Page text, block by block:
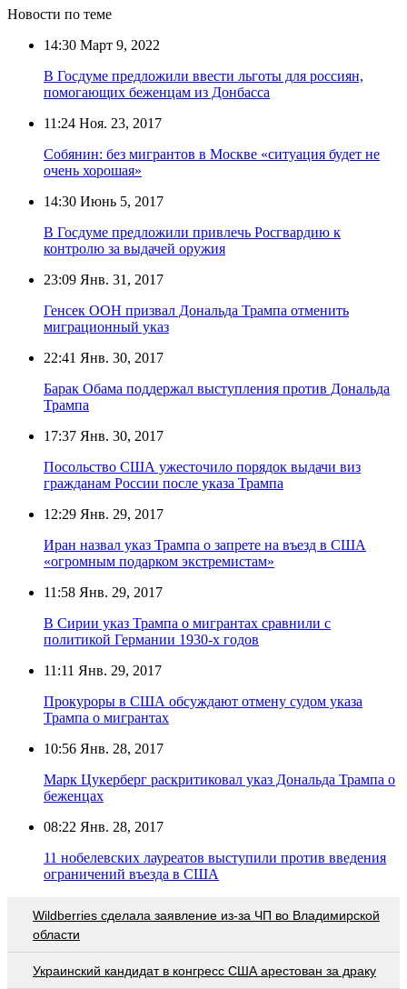
Новости по теме
14:30 Март 9, 2022
В Госдуме предложили ввести льготы для россиян,
помогающих беженцам из Донбасса
11:24 Ноя. 23, 2017
Собянин: без мигрантов в Москве «ситуация будет не
очень хорошая»
14:30 Июнь 5, 2017
В Госдуме предложили привлечь Росгвардию к
контролю за выдачей оружия
23:09 Янв. 31, 2017
Генсек ООН призвал Дональда Трампа отменить
миграционный указ
22:41 Янв. 30, 2017
Барак Обама поддержал выступления против Дональда
Трампа
17:37 Янв. 30, 2017
Посольство США ужесточило порядок выдачи виз
гражданам России после указа Трампа
12:29 Янв. 29, 2017
Иран назвал указ Трампа о запрете на въезд в США
«огромным подарком экстремистам»
11:58 Янв. 29, 2017
В Сирии указ Трампа о мигрантах сравнили с
политикой Германии 1930-х годов
11:11 Янв. 29, 2017
Прокуроры в США обсуждают отмену судом указа
Трампа о мигрантах
10:56 Янв. 28, 2017
Марк Цукерберг раскритиковал указ Дональда Трампа о
беженцах
08:22 Янв. 28, 2017
11 нобелевских лауреатов выступили против введения
ограничений въезда в США
Wildberries cделала заявление из-за ЧП во Владимирской
области
Украинский кандидат в конгресс США арестован за драку